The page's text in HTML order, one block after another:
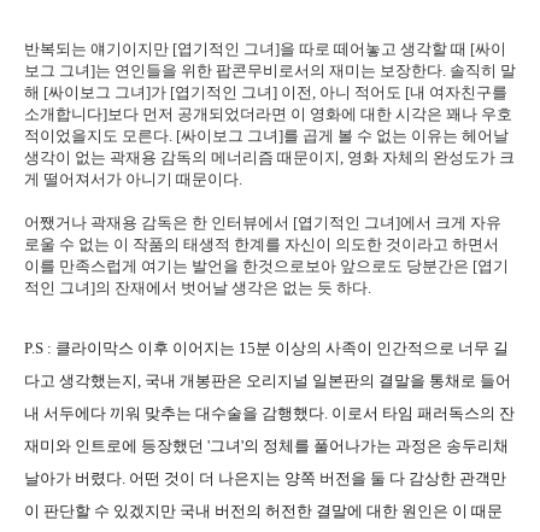
반복되는 얘기이지만 [엽기적인 그녀]을 따로 떼어놓고 생각할 때 [싸이
보그 그녀]는 연인들을 위한 팝콘무비로서의 재미는 보장한다. 솔직히 말
해 [싸이보그 그녀]가 [엽기적인 그녀] 이전, 아니 적어도 [내 여자친구를
소개합니다]보다 먼저 공개되었더라면 이 영화에 대한 시각은 꽤나 우호
적이었을지도 모른다. [싸이보그 그녀]를 곱게 볼 수 없는 이유는 헤어날
생각이 없는 곽재용 감독의 메너리즘 때문이지, 영화 자체의 완성도가 크
게 떨어져서가 아니기 때문이다.
어쨌거나 곽재용 감독은 한 인터뷰에서 [엽기적인 그녀]에서 크게 자유
로울 수 없는 이 작품의 태생적 한계를 자신이 의도한 것이라고 하면서
이를 만족스럽게 여기는 발언을 한것으로보아 앞으로도 당분간은 [엽기
적인 그녀]의 잔재에서 벗어날 생각은 없는 듯 하다.
P.S : 클라이막스 이후 이어지는 15분 이상의 사족이 인간적으로 너무 길
다고 생각했는지, 국내 개봉판은 오리지널 일본판의 결말을 통채로 들어
내 서두에다 끼워 맞추는 대수술을 감행했다. 이로서 타임 패러독스의 잔
재미와 인트로에 등장했던 '그녀'의 정체를 풀어나가는 과정은 송두리채
날아가 버렸다. 어떤 것이 더 나은지는 양쪽 버전을 둘 다 감상한 관객만
이 판단할 수 있겠지만 국내 버전의 허전한 결말에 대한 원인은 이 때문